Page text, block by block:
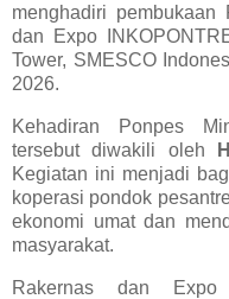
menghadiri
dan Expo
Tower, SMESCO
2026.
Kehadiran Ponpes
tersebut diwakili oleh
Kegiatan ini menjadi
koperasi pondok
ekonomi umat dan
masyarakat.
Rakernas dan Expo